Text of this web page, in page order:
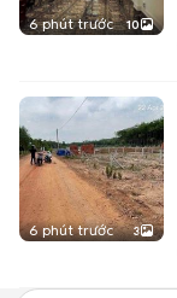
6 phút trước 10
6 phút trước 3